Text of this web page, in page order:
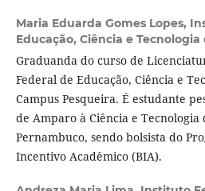
Maria Eduarda Gomes Lopes,
Educação, Ciência e
Graduanda do curso de
Federal de Educação, Ciência e
Campus Pesqueira. É estudante
de Amparo à Ciência e Tecnologia
Pernambuco, sendo bolsista do
Incentivo Acadêmico (BIA).